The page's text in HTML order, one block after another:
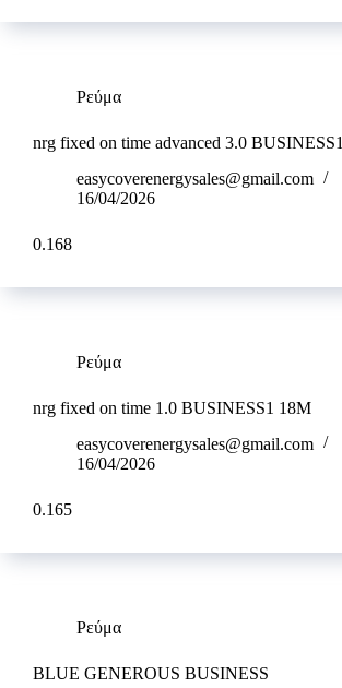
Ρεύμα
nrg fixed on time advanced 3.0 BUSINESS1
easycoverenergysales@gmail.com
16/04/2026
0.168
Ρεύμα
nrg fixed on time 1.0 BUSINESS1 18M
easycoverenergysales@gmail.com
16/04/2026
0.165
Ρεύμα
BLUE GENEROUS BUSINESS